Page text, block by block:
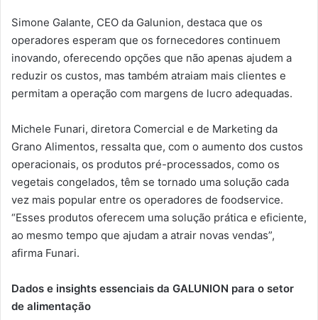
Simone Galante, CEO da Galunion, destaca que os
operadores esperam que os fornecedores continuem
inovando, oferecendo opções que não apenas ajudem a
reduzir os custos, mas também atraiam mais clientes e
permitam a operação com margens de lucro adequadas.
Michele Funari, diretora Comercial e de Marketing da
Grano Alimentos, ressalta que, com o aumento dos custos
operacionais, os produtos pré-processados, como os
vegetais congelados, têm se tornado uma solução cada
vez mais popular entre os operadores de foodservice.
“Esses produtos oferecem uma solução prática e eficiente,
ao mesmo tempo que ajudam a atrair novas vendas”,
afirma Funari.
Dados e insights essenciais da GALUNION para o setor
de alimentação